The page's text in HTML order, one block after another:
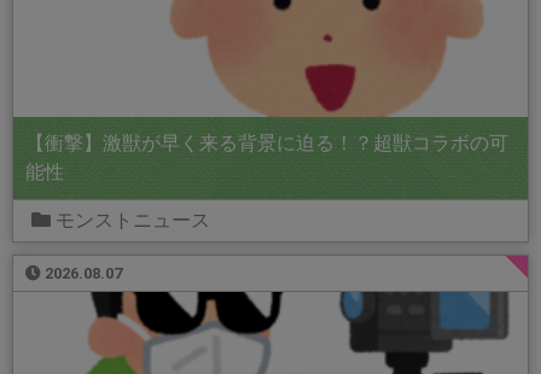
【衝撃】激獣が早く来る背景に迫る！？超獣コラボの可
能性
モンストニュース
2026.08.07